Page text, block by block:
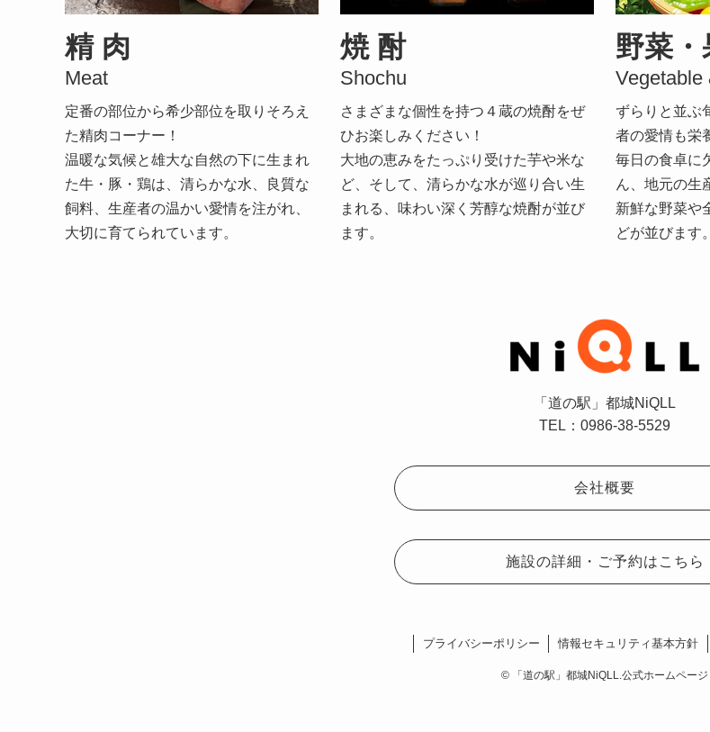
精 肉
Meat
定番の部位から希少部位を取りそろえ
た精肉コーナー！
温暖な気候と雄大な自然の下に生まれ
た牛・豚・鶏は、清らかな水、良質な
飼料、生産者の温かい愛情を注がれ、
大切に育てられています。
焼 酎
Shochu
さまざまな個性を持つ４蔵の焼酎をぜ
ひお楽しみください！
大地の恵みをたっぷり受けた芋や米な
ど、そして、清らかな水が巡り合い生
まれる、味わい深く芳醇な焼酎が並び
ます。
野菜・
Vegetable
ずらりと並ぶ
者の愛情も栄
毎日の食卓に
ん、地元の生
新鮮な野菜や
どが並びます。
「道の駅」都城NiQLL
TEL：0986-38-5529
会社概要
施設の詳細・ご予約はこちら
プライバシーポリシー 情報セキュリティ基本方針
© 「道の駅」都城NiQLL.公式ホームページ